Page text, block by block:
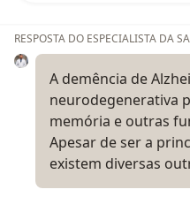
RESPOSTA DO ESPECIALISTA DA
A demência de
neurodegenerativa
memória e outras
Apesar de ser a
existem diversas